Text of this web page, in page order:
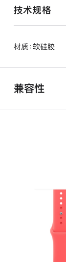
技术规格
材质：软硅胶
兼容性